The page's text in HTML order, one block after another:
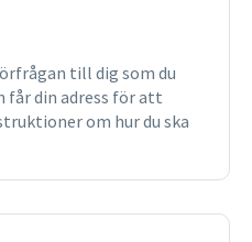
till dig som du
får din adress för att
om hur du ska